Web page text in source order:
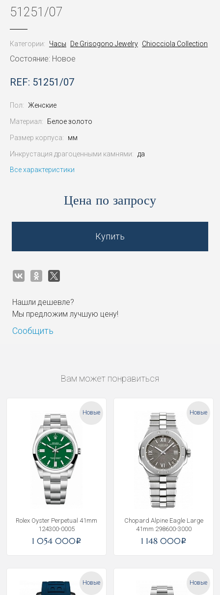
51251/07
Категории: Часы De Grisogono Jewelry Chiocciola Collection
Состояние: Новое
REF: 51251/07
Пол: Женские
Материал: Белое золото
Размер корпуса: мм
Инкрустация драгоценными камнями:
да
Все характеристики
Цена по запросу
Купить
Нашли дешевле?
Мы предложим лучшую цену!
Сообщить
Вам может понравиться
Новые
Rolex Oyster Perpetual 41mm
124300-0005
1 054 000i
Новые
Chopard Alpine Eagle Large
41mm 298600-3000
1 148 000i
Новые Новые